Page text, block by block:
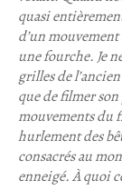
quasi
d’un
une fourche. Je
grilles de
que de filmer
mouvements du
hurlement des
consacrés au
enneigé. À quoi